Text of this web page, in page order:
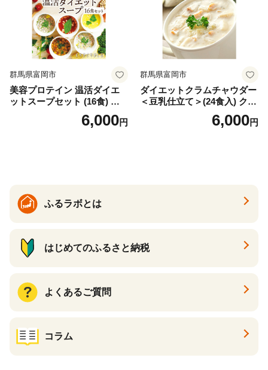
群馬県富岡市
美容プロテイン 温活ダイエ
ットスープセット (16食) 小
分け スープ 食べ比べ セット
詰合せ クラムチャウダー チ
6,000円
群馬県富岡市
ダイエットクラムチャウダー
＜豆乳仕立て＞(24食入) クラ
ムチャウダー 豆乳 ダイエッ
ト スープ プロテイン たんぱ
6,000円
ふるラボとは
はじめてのふるさと納税
よくあるご質問
コラム